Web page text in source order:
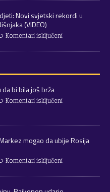
Novi svjetski rekordi u
(VIDEO)
Komentari isključeni
bi bila još brža
Komentari isključeni
mogao da ubije Rosija
Komentari isključeni